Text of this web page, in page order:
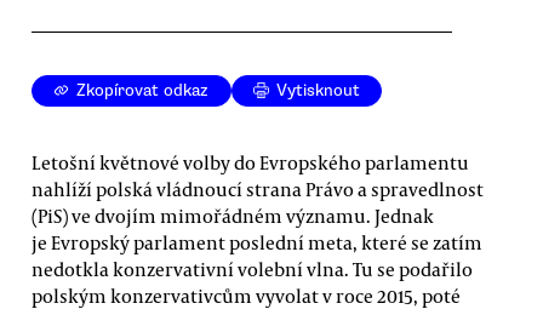
Zkopírovat odkaz Vytisknout
Letošní květnové volby do Evropského parlamentu
nahlíží polská vládnoucí strana Právo a spravedlnost
(PiS) ve dvojím mimořádném významu. Jednak
je Evropský parlament poslední meta, které se zatím
nedotkla konzervativní volební vlna. Tu se podařilo
polským konzervativcům vyvolat v roce 2015, poté